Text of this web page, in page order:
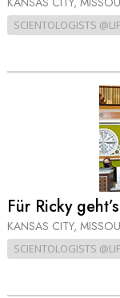
SCIENTOLOGISTS
Für Ricky
KANSAS CITY,
SCIENTOLOGISTS